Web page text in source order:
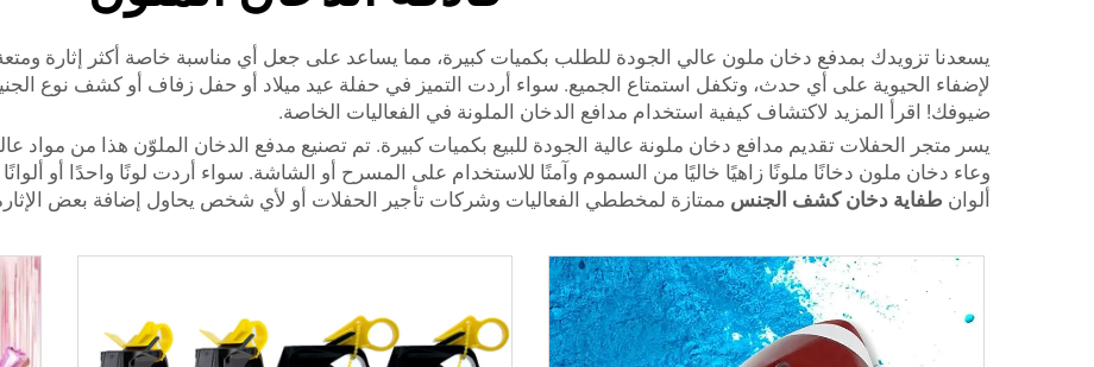
يسعدنا تزويدك بمدفع دخان ملون عالي الجودة للطلب بكميات كبيرة، مما يساعد على جعل أي مناسبة خاصة أكثر إثارة ومتعة.
لإضفاء الحيوية على أي حدث، وتكفل استمتاع الجميع. سواء أردت التميز في حفلة عيد ميلاد أو حفل زفاف أو كشف نوع
ضيوفك! اقرأ المزيد لاكتشاف كيفية استخدام مدافع الدخان الملونة في الفعاليات الخاصة.
يسر متجر الحفلات تقديم مدافع دخان ملونة عالية الجودة للبيع بكميات كبيرة. تم تصنيع مدفع الدخان الملوّن هذا من مواد
وعاء دخان ملون دخانًا ملونًا زاهيًا خاليًا من السموم وآمنًا للاستخدام على المسرح أو الشاشة. سواء أردت لونًا واحدًا أو
ألوان طفاية دخان كشف الجنس ممتازة لمخططي الفعاليات وشركات تأجير الحفلات أو لأي شخص يحاول إضافة بعض الإثارة